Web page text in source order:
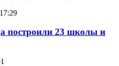
построили 23 школы и